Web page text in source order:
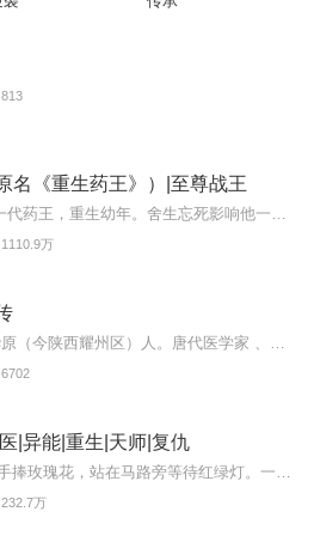
813
名《重生药王》）|至尊战王
1110.9万
6702
|异能|重生|天师|复仇
232.7万